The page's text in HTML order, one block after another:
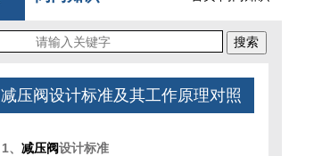
搜索
减压阀设计标准及其工作原理对照
1、减压阀设计标准